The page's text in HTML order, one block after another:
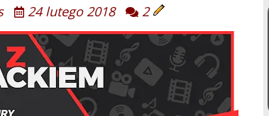
24 lutego 2018 2